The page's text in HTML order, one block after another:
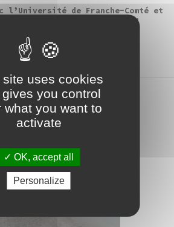
l’Université de Franche-Comté et
Régional duGrand
site uses cookies
gives you control
what you want to
activate
OK, accept all
Personalize